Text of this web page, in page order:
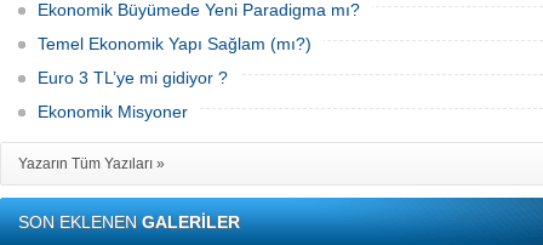
Ekonomik Büyümede Yeni Paradigma mı?
Temel Ekonomik Yapı Sağlam (mı?)
Euro 3 TL’ye mi gidiyor ?
Ekonomik Misyoner
Yazarın Tüm Yazıları »
SON EKLENENGALERİLER